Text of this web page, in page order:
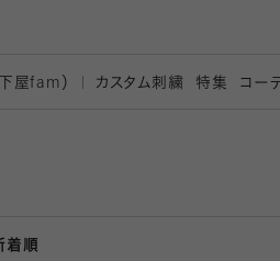
屋fam） カスタム刺繍 特集 コー
着順
気ランキング順